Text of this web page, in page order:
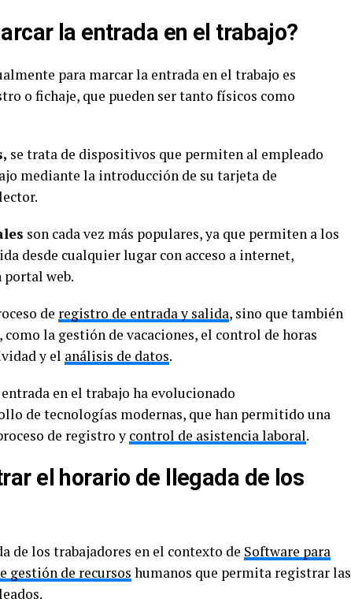
la entrada en el trabajo?
para marcar la entrada en el trabajo es
o fichaje, que pueden ser tanto físicos como
se trata de dispositivos que permiten al empleado
mediante la introducción de su tarjeta de
son cada vez más populares, ya que permiten a los
desde cualquier lugar con acceso a internet,
web.
de registro de entrada y salida, sino que también
la gestión de vacaciones, el control de horas
y el análisis de datos.
en el trabajo ha evolucionado
de tecnologías modernas, que han permitido una
de registro y control de asistencia laboral.
el horario de llegada de los
de los trabajadores en el contexto de Software para
gestión de recursos humanos que permita registrar las